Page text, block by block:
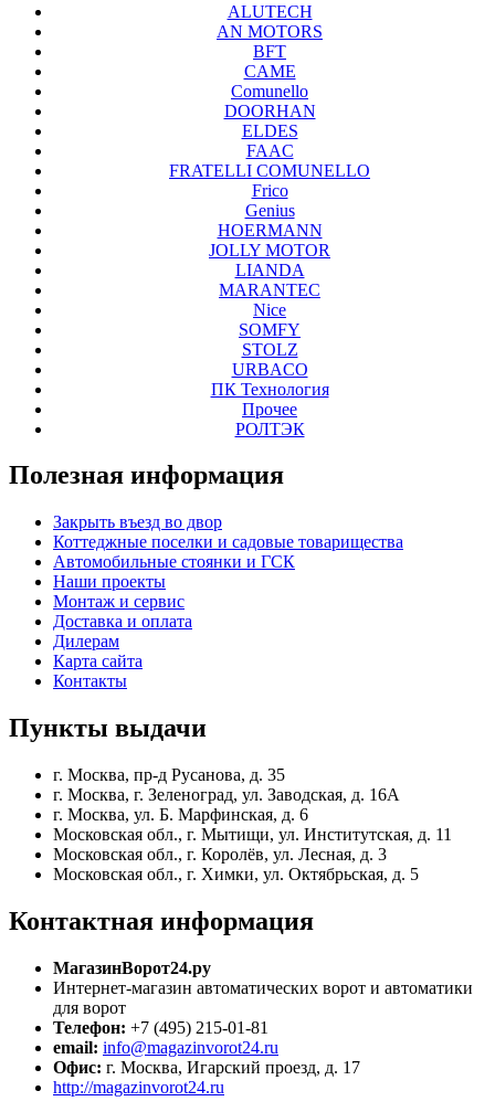
ALUTECH
AN MOTORS
BFT
CAME
Comunello
DOORHAN
ELDES
FAAC
FRATELLI COMUNELLO
Frico
Genius
HOERMANN
JOLLY MOTOR
LIANDA
MARANTEC
Nice
SOMFY
STOLZ
URBACO
ПК Технология
Прочее
РОЛТЭК
Полезная информация
Закрыть въезд во двор
Коттеджные поселки и садовые товарищества
Автомобильные стоянки и ГСК
Наши проекты
Монтаж и сервис
Доставка и оплата
Дилерам
Карта сайта
Контакты
Пункты выдачи
г. Москва, пр-д Русанова, д. 35
г. Москва, г. Зеленоград, ул. Заводская, д. 16А
г. Москва, ул. Б. Марфинская, д. 6
Московская обл., г. Мытищи, ул. Институтская, д. 11
Московская обл., г. Королёв, ул. Лесная, д. 3
Московская обл., г. Химки, ул. Октябрьская, д. 5
Контактная информация
МагазинВорот24.ру
Интернет-магазин автоматических ворот и автоматики
для ворот
Телефон: +7 (495) 215-01-81
email: info@magazinvorot24.ru
Офис: г. Москва, Игарский проезд, д. 17
http://magazinvorot24.ru